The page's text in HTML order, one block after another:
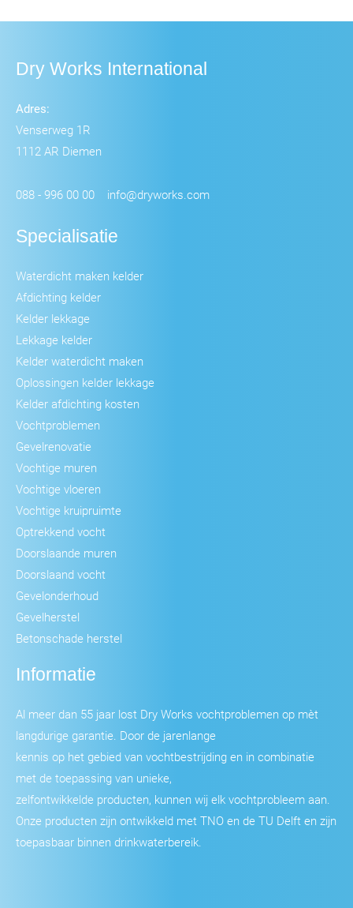
Dry Works International
Adres:
Venserweg 1R
1112 AR Diemen
088 - 996 00 00 info@dryworks.com
Specialisatie
Waterdicht maken kelder
Afdichting kelder
Kelder lekkage
Lekkage kelder
Kelder waterdicht maken
Oplossingen kelder lekkage
Kelder afdichting kosten
Vochtproblemen
Gevelrenovatie
Vochtige muren
Vochtige vloeren
Vochtige kruipruimte
Optrekkend vocht
Doorslaande muren
Doorslaand vocht
Gevelonderhoud
Gevelherstel
Betonschade herstel
Informatie
Al meer dan 55 jaar lost Dry Works vochtproblemen op mèt
langdurige garantie. Door de jarenlange
kennis op het gebied van vochtbestrijding en in combinatie
met de toepassing van unieke,
zelfontwikkelde producten, kunnen wij elk vochtprobleem aan.
Onze producten zijn ontwikkeld met TNO en de TU Delft en zijn
toepasbaar binnen drinkwaterbereik.